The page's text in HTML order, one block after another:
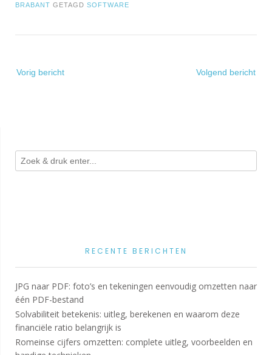
BRABANT GETAGD SOFTWARE
navigatie
Vorig bericht Volgend bericht
RECENTE BERICHTEN
JPG naar PDF: foto’s en tekeningen eenvoudig omzetten naar
één PDF-bestand
Solvabiliteit betekenis: uitleg, berekenen en waarom deze
financiële ratio belangrijk is
Romeinse cijfers omzetten: complete uitleg, voorbeelden en